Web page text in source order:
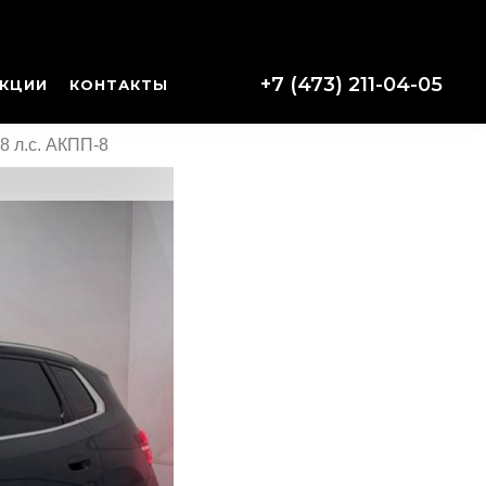
КОНТАКТЫ +7 (473) 211-04-05
л.с. АКПП-8